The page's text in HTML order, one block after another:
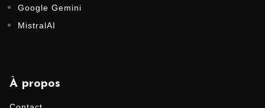
Google Gemini
MistralAI
À propos